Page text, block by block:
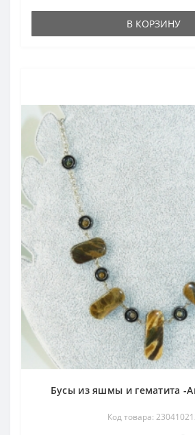
В КОРЗИНУ
Бусы из яшмы и гематита -
Код товара: